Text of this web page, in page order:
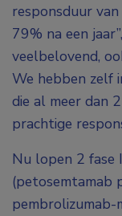
responsduur
79% na een
veelbelovend,
We hebben zelf
die al meer dan
prachtige
Nu lopen 2 fase
(petosemtamab
pembrolizumab-